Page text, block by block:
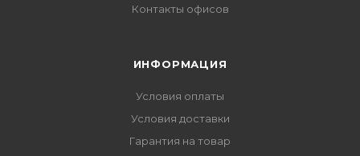
Контакты офисов
ИНФОРМАЦИЯ
Условия оплаты
Условия доставки
Гарантия на товар